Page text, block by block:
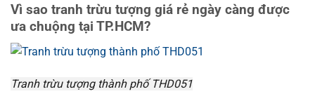
Vì sao tranh trừu tượng giá rẻ ngày càng được
ưa chuộng tại TP.HCM?
Tranh trừu tượng thành phố THD051